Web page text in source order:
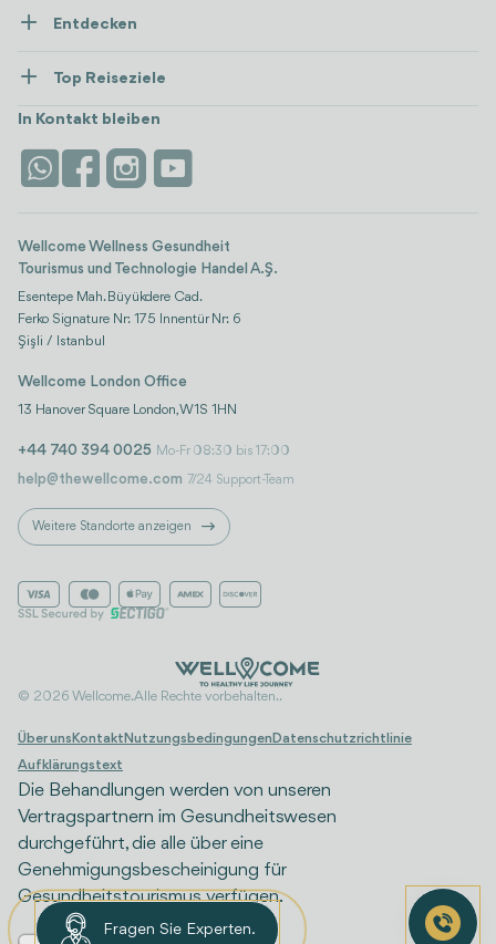
Presse
Vertrauen & Sicherheit
Kontaktieren Sie uns
Entdecken
Wellness
Unterkünfte
Attraktionen
Bewertungen
Top Reiseziele
Alle anzeigen
Istanbul
In Kontakt bleiben
Wellcome Wellness Gesundheit
Tourismus und Technologie Handel A.Ş.
Esentepe Mah. Büyükdere Cad.
Ferko Signature Nr: 175 Innentür Nr: 6
Şişli / Istanbul
Wellcome London Office
13 Hanover Square London, W1S 1HN
+44 740 394 0025 Mo-Fr 08:30 bis 17:00
help@thewellcome.com 7/24 Support-Team
Weitere Standorte anzeigen
© 2026 Wellcome. Alle Rechte vorbehalten..
Über uns Kontakt Nutzungsbedingungen Datenschutzrichtlinie
Aufklärungstext
Die Behandlungen werden von unseren
Vertragspartnern im Gesundheitswesen
durchgeführt, die alle über eine
Genehmigungsbescheinigung für
Gesundheitstourismus verfügen.
Fragen Sie Experten.